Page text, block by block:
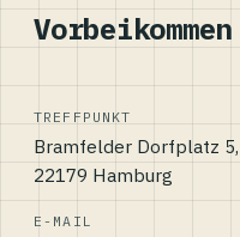
TREFFPUNKT
Bramfelder Dorfplatz 5,
22179 Hamburg
E-MAIL